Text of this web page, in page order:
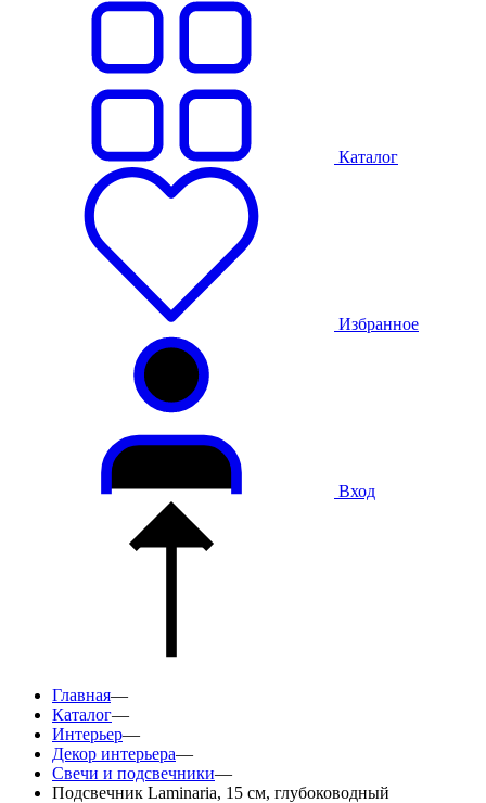
Каталог
Избранное
Вход
Главная—
Каталог—
Интерьер—
Декор интерьера—
Свечи и подсвечники—
Подсвечник Laminaria, 15 см, глубоководный